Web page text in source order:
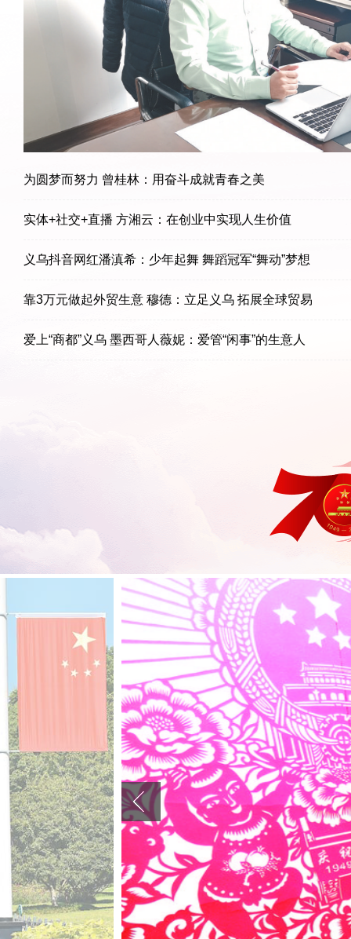
为圆梦而努力 曾桂林：用奋斗成就青春之美
实体+社交+直播 方湘云：在创业中实现人生价值
义乌抖音网红潘滇希：少年起舞 舞蹈冠军“舞动”梦想
靠3万元做起外贸生意 穆德：立足义乌 拓展全球贸易
爱上“商都”义乌 墨西哥人薇妮：爱管“闲事”的生意人